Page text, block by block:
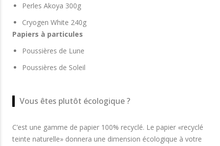
Perles Akoya 300g
Cryogen White 240g
Papiers à particules
Poussières de Lune
Poussières de Soleil
Vous êtes plutôt écologique ?
C’est une gamme de papier 100% recyclé. Le papier «recyclé
teinte naturelle» donnera une dimension écologique à votre